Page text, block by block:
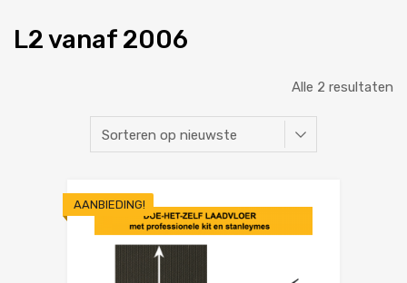
L2 vanaf 2006
Alle 2 resultaten
AANBIEDING!